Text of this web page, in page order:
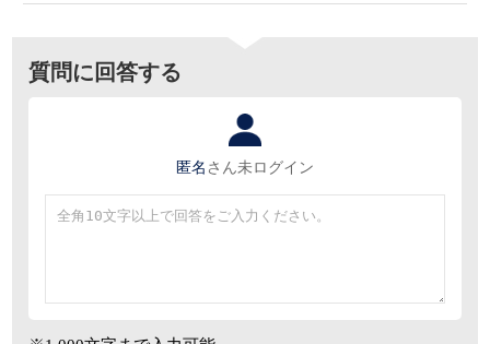
質問に回答する
匿名 さん未ログイン